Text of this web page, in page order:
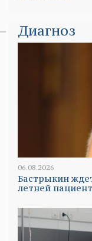
Диагноз
06.08.2026
Бастрыкин
летней